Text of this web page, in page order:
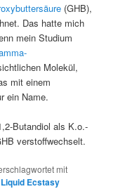
(GHB),
Das hatte mich
mein Studium
Molekül,
mit einem
ein Name.
Butandiol als K.o.-
verstoffwechselt.
mit
Liquid Ecstasy